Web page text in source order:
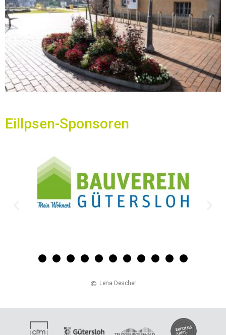
Eillpsen-Spon­soren
Lena De­scher